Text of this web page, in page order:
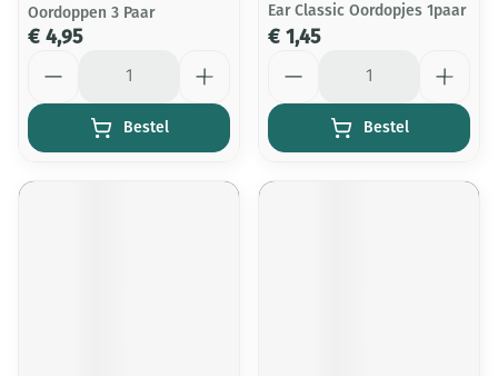
Oordoppen 3 Paar
€ 4,95
Bestel
Ear Classic Oordopjes 1paar
€ 1,45
Bestel